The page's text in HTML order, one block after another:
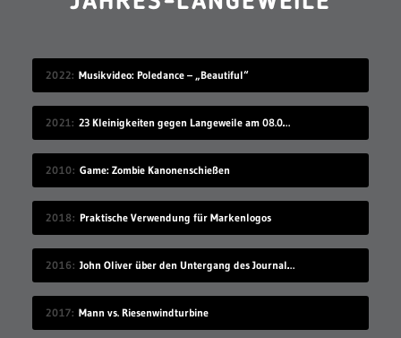
2022 Musikvideo: Poledance – „Beautiful“
2021 23 Kleinigkeiten gegen Langeweile am 08.08.2021
2010 Game: Zombie Kanonenschießen
2018 Praktische Verwendung für Markenlogos
2016 John Oliver über den Untergang des Journalismus
2017 Mann vs. Riesenwindturbine